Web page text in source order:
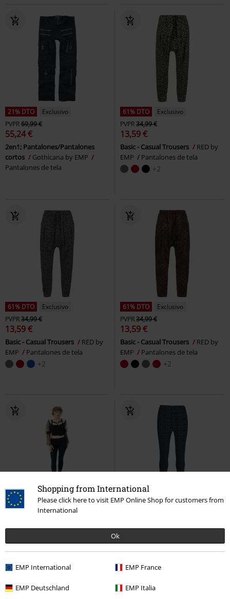
Shopping from International
Please click here to visit EMP Online Shop for customers from
International
Ok
EMP International EMP France
EMP Deutschland EMP Italia
21% DTO
Exclusivo
PVPR69,99 €
55,24 €
2en1; Pantalones/Pantalones
cortos
Gothicana by EMP
Pantalones de tela
61% DTO
Exclusivo
PVPR34,99 €
13,59 €
Basic - Casual Trousers
RED by
EMP
Pantalones de tela
+2
61% DTO
Exclusivo
PVPR34,99 €
13,59 €
Basic - Casual Trousers
RED by
EMP
Pantalones de tela
+2
61% DTO
Exclusivo
PVPR34,99 €
13,59 €
Basic - Casual Trousers
RED by
EMP
Pantalones de tela
+2
% Stock bajo % Talla grande